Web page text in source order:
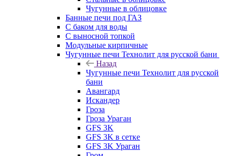
Чугунные в облицовке
Банные печи под ГАЗ
С баком для воды
С выносной топкой
Модульные кирпичные
Чугунные печи Технолит для русской бани
Назад
Чугунные печи Технолит для русской
бани
Авангард
Искандер
Гроза
Гроза Ураган
GFS 3K
GFS 3K в сетке
GFS 3K Ураган